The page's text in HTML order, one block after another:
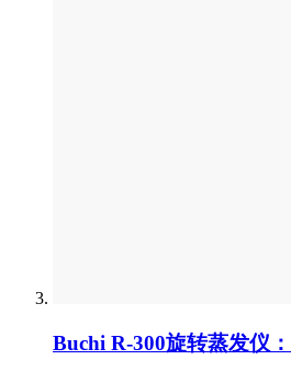
Buchi R-300旋转蒸发仪